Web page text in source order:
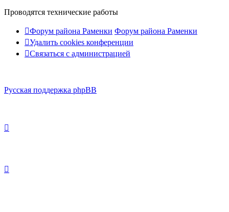
Проводятся технические работы
Форум района Раменки Форум района Раменки
Удалить cookies конференции
Связаться с администрацией
Русская поддержка phpBB